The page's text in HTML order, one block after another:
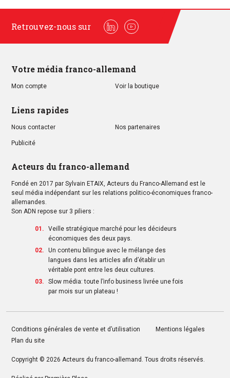
Retrouvez-nous sur
LinkedinYoutube
Votre média franco-allemand
Mon compte Voir la boutique
Liens rapides
Nous contacter Nos partenaires
Publicité
Acteurs du franco-allemand
Fondé en 2017 par Sylvain ETAIX, Acteurs du Franco-Allemand est le
seul média indépendant sur les relations politico-économiques franco-
allemandes.
Son ADN repose sur 3 piliers :
Veille stratégique marché pour les décideurs
économiques des deux pays.
Un contenu bilingue avec le mélange des
langues dans les articles afin d’établir un
véritable pont entre les deux cultures.
Slow média: toute l’info business livrée une fois
par mois sur un plateau !
Conditions générales de vente et d’utilisation
Mentions légales
Plan du site
Copyright © 2026 Acteurs du franco-allemand . Tous droits réservés.